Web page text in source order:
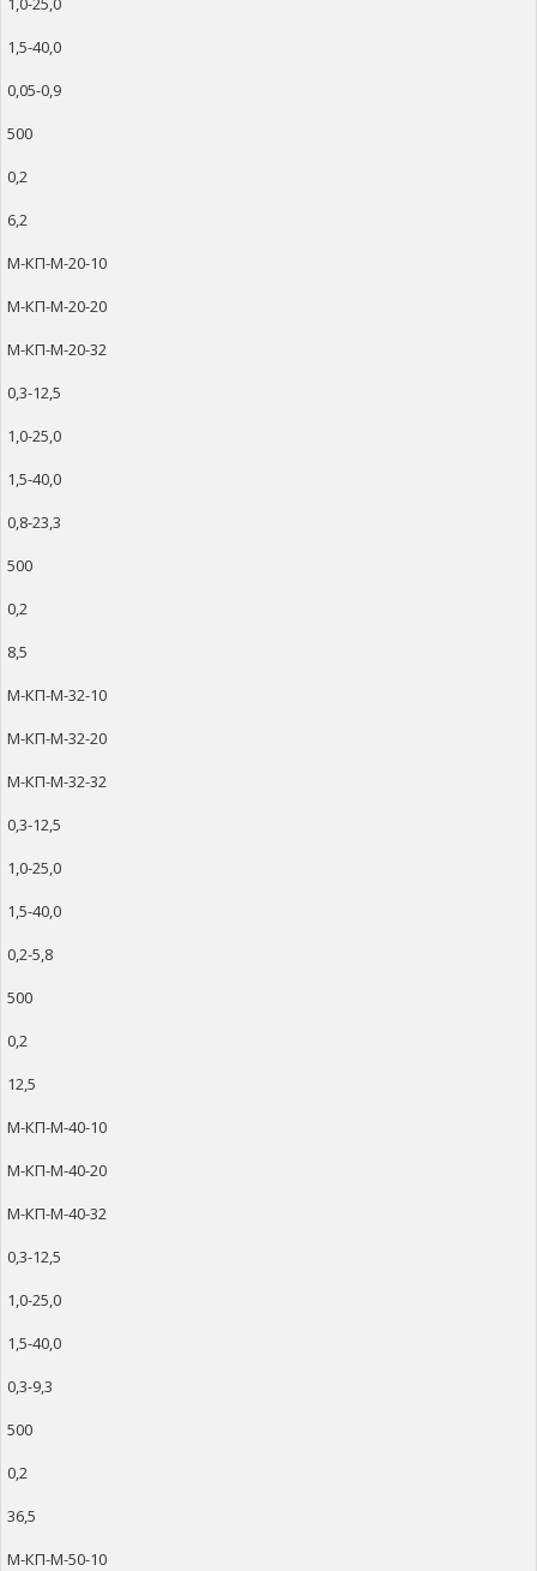
1,5-40,0
0,05-0,9
500
0,2
6,2
М-КП-М-20-10
М-КП-М-20-20
М-КП-М-20-32
0,3-12,5
1,0-25,0
1,5-40,0
0,8-23,3
500
0,2
8,5
М-КП-М-32-10
М-КП-М-32-20
М-КП-М-32-32
0,3-12,5
1,0-25,0
1,5-40,0
0,2-5,8
500
0,2
12,5
М-КП-М-40-10
М-КП-М-40-20
М-КП-М-40-32
0,3-12,5
1,0-25,0
1,5-40,0
0,3-9,3
500
0,2
36,5
М-КП-М-50-10